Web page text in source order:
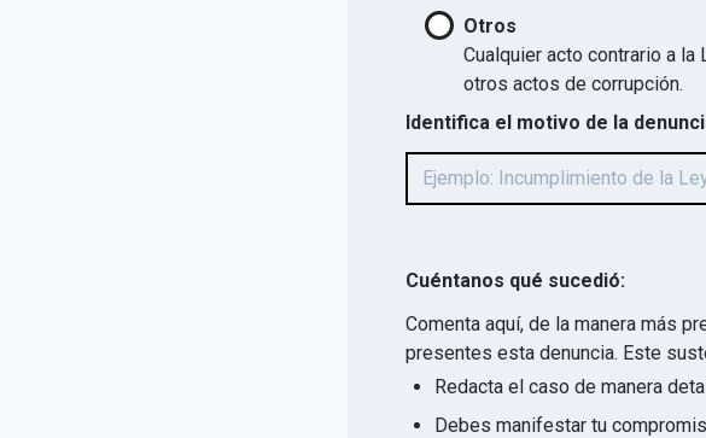
Otros
Cualquier acto contrario a
otros actos de corrupción.
Identifica el motivo de la
Cuéntanos qué sucedió:
Comenta aquí, de la manera más
presentes esta denuncia. Este
Redacta el caso de manera
Debes manifestar tu